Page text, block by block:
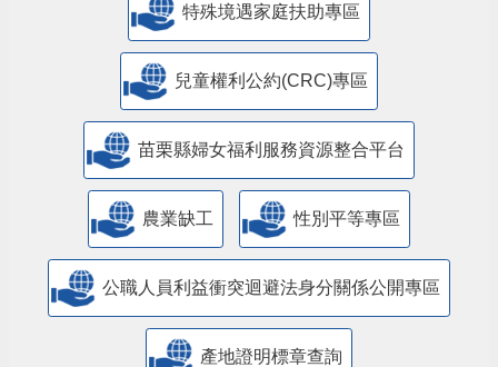
特殊境遇家庭扶助專區
兒童權利公約(CRC)專區
苗栗縣婦女福利服務資源整合平台
農業缺工 性別平等專區
公職人員利益衝突迴避法身分關係公開專區
產地證明標章查詢